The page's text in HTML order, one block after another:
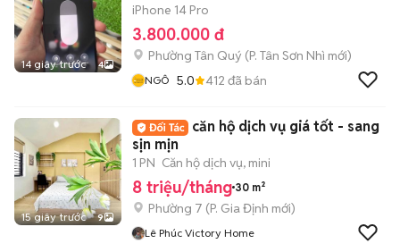
14 giây trước 4
iPhone 14 Pro
3.800.000 đ
Phường Tân Quý (P. Tân Sơn Nhì mới)
NGÔ 5.0 412 đã bán
15 giây trước 9
căn hộ dịch vụ giá tốt - sang
sịn mịn
1 PN Căn hộ dịch vụ, mini
8 triệu/tháng 30 m²
Phường 7 (P. Gia Định mới)
Lê Phúc Victory Home